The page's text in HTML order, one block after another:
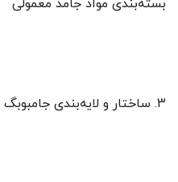
بسته‌بندی مواد جامد معمولی
3. ساختار و لایه‌بندی جامبوبگ قیر